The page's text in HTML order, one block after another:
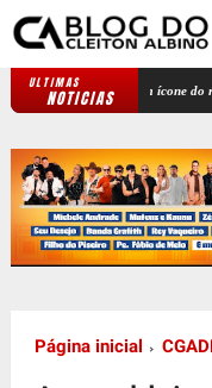
ULTIMAS
NOTICIAS
Jota Régis, um ícone do rádio
Página inicial